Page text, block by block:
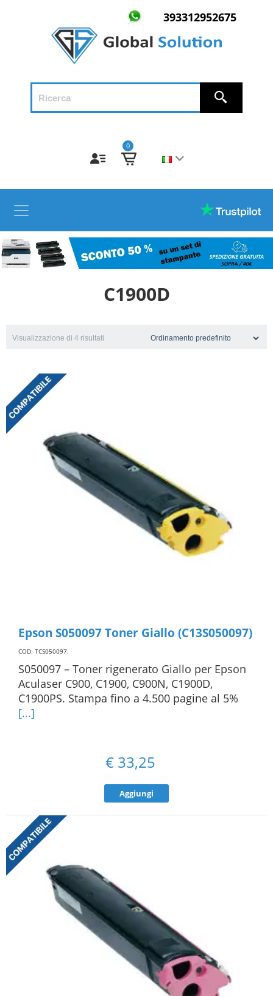
393312952675
0
C1900D
Visualizzazione di 4 risultati
Epson S050097 Toner Giallo (C13S050097)
COD: TCS050097.
S050097 – Toner rigenerato Giallo per Epson
Aculaser C900, C1900, C900N, C1900D,
C1900PS. Stampa fino a 4.500 pagine al 5%
[...]
€ 33,25
Aggiungi